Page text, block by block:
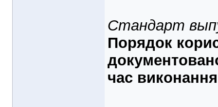
Стандарт
Порядок
час